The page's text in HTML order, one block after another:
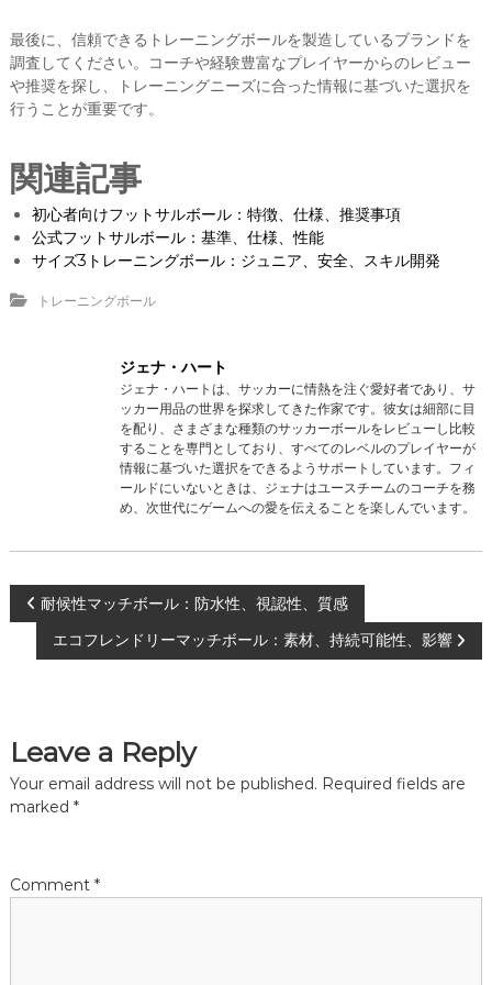
最後に、信頼できるトレーニングボールを製造しているブランドを
調査してください。コーチや経験豊富なプレイヤーからのレビュー
や推奨を探し、トレーニングニーズに合った情報に基づいた選択を
行うことが重要です。
関連記事
初心者向けフットサルボール：特徴、仕様、推奨事項
公式フットサルボール：基準、仕様、性能
サイズ3トレーニングボール：ジュニア、安全、スキル開発
トレーニングボール
ジェナ・ハート
ジェナ・ハートは、サッカーに情熱を注ぐ愛好者であり、サ
ッカー用品の世界を探求してきた作家です。彼女は細部に目
を配り、さまざまな種類のサッカーボールをレビューし比較
することを専門としており、すべてのレベルのプレイヤーが
情報に基づいた選択をできるようサポートしています。フィ
ールドにいないときは、ジェナはユースチームのコーチを務
め、次世代にゲームへの愛を伝えることを楽しんでいます。
P
t
n
v
耐候性マッチボール：防水性、視認性、質感
エコフレンドリーマッチボール：素材、持続可能性、影響
Leave a Reply
Your email address will not be published. Required fields are
marked *
Comment *